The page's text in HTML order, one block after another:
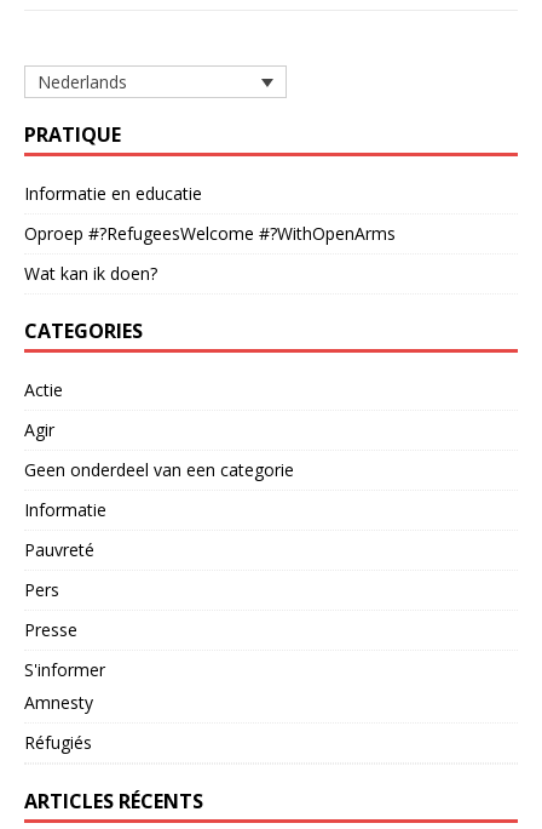
Nederlands
PRATIQUE
Informatie en educatie
Oproep #?RefugeesWelcome #?WithOpenArms
Wat kan ik doen?
CATEGORIES
Actie
Agir
Geen onderdeel van een categorie
Informatie
Pauvreté
Pers
Presse
S'informer
Amnesty
Réfugiés
ARTICLES RÉCENTS